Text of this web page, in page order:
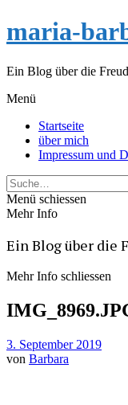
maria-
Ein Blog über die
Menü
Startseite
über mich
Impressum und
Suche
Menü schiessen
Mehr Info
Ein Blog über die
Mehr Info schliessen
3. September 2019
von Barbara